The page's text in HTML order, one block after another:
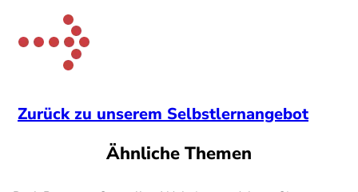
Zurück zu unserem Selbstlernangebot
Ähnliche Themen